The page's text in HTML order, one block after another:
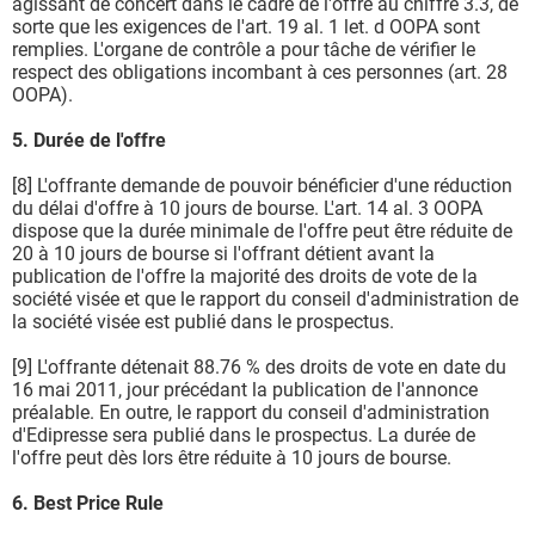
sorte que les exigences de l'art. 19 al. 1 let. d OOPA sont
remplies. L'organe de contrôle a pour tâche de vérifier le
respect des obligations incombant à ces personnes (art. 28
OOPA).
5. Durée de l'offre
[8] L'offrante demande de pouvoir bénéficier d'une réduction
du délai d'offre à 10 jours de bourse. L'art. 14 al. 3 OOPA
dispose que la durée minimale de l'offre peut être réduite de
20 à 10 jours de bourse si l'offrant détient avant la
publication de l'offre la majorité des droits de vote de la
société visée et que le rapport du conseil d'administration de
la société visée est publié dans le prospectus.
[9] L'offrante détenait 88.76 % des droits de vote en date du
16 mai 2011, jour précédant la publication de l'annonce
préalable. En outre, le rapport du conseil d'administration
d'Edipresse sera publié dans le prospectus. La durée de
l'offre peut dès lors être réduite à 10 jours de bourse.
6. Best Price Rule